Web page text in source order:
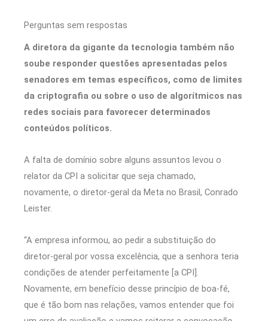
Perguntas sem respostas
A diretora da gigante da tecnologia também não
soube responder questões apresentadas pelos
senadores em temas específicos, como de limites
da criptografia ou sobre o uso de algorítmicos nas
redes sociais para favorecer determinados
conteúdos políticos.
A falta de domínio sobre alguns assuntos levou o
relator da CPI a solicitar que seja chamado,
novamente, o diretor-geral da Meta no Brasil, Conrado
Leister.
“A empresa informou, ao pedir a substituição do
diretor-geral por vossa excelência, que a senhora teria
condições de atender perfeitamente [a CPI].
Novamente, em benefício desse princípio de boa-fé,
que é tão bom nas relações, vamos entender que foi